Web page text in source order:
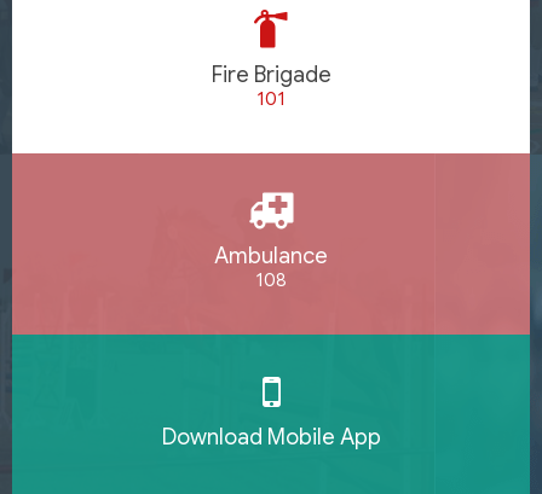
Fire Brigade
101
Ambulance
108
Download Mobile App